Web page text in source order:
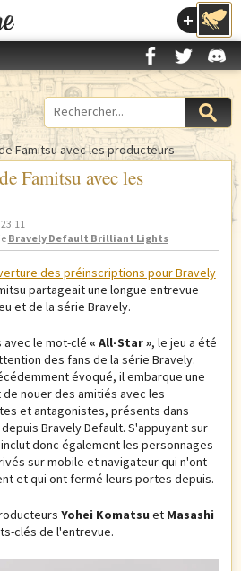
Formulaire
de
recherche
Famitsu avec les producteurs
Famitsu avec les
Bravely Default Brilliant Lights
des préinscriptions pour Bravely
partageait une longue entrevue
et de la série Bravely.
avec le mot-clé « All-Star », le jeu a été
des fans de la série Bravely.
évoqué, il embarque une
nouer des amitiés avec les
et antagonistes, présents dans
Bravely Default. S'appuyant sur
donc également les personnages
sur mobile et navigateur qui n'ont
et qui ont fermé leurs portes depuis.
Yohei Komatsu et Masashi
clés de l'entrevue.